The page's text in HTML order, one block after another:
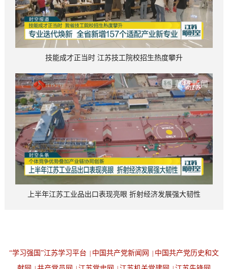
技能成才正当时 江苏技工院校招生热度攀升
上半年江苏工业品出口表现亮眼 折射经济发展强大韧性
“学习强国”江苏学习平台 中国共产党新闻网
中国共产党历史和文